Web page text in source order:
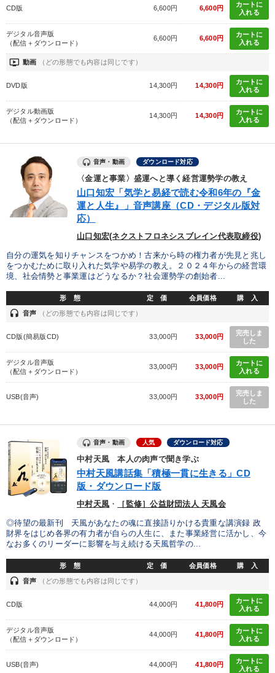
CD版 6,600円 6,600円
カートに
入れる
デジタル音声版
（配信＋ダウンロード）
6,600円 6,600円
カートに
入れる
ondemand_video 動画 （どの形態でも内容は同じです）
DVD版 14,300円 14,300円
カートに
入れる
デジタル動画版
（配信＋ダウンロード）
14,300円 14,300円
カートに
入れる
音声・動画 ダウンロード対応
〈金運と事業〉盛運へと導く経営運勢学の教え
山口知宏「気学と易経で読む令和6年の『金
運と人生』」音声講座（CD・デジタル版対
応）
山口知宏(ネクストフロネシスブレイン代表取締役)
自分の運気を知りチャンスをつかめ！古来から時の権力者が先見と兆し
をつかむために取り入れた気学や易学の教え。２０２４年からの経営環
境、社会情勢と事業運はどうなるか？社会運勢学の創始者...
形 態 定 価 会員価格 購 入
headset 音声 （どの形態でも内容は同じです）
CD版(簡易版CD) 33,000円 33,000円
完売しま
した
デジタル音声版
（配信＋ダウンロード）
33,000円 33,000円
カートに
入れる
USB(音声) 33,000円 33,000円
完売しま
した
音声・動画 人気 ダウンロード対応
中村天風 本人の肉声で聞き学ぶ
中村天風講話集「積極一貫に生きる」CD
版・ダウンロード版
中村天風 ・ ［監修］公益財団法人 天風会
◎待望の最新刊 天風があなたの魂に直接語りかける貴重な講演録 政
財界をはじめ各界の有力者が自らの人生に、また事業経営に活かし、今
なお多くのリーダーに影響を与え続ける天風哲学の...
形 態 定 価 会員価格 購 入
headset 音声 （どの形態でも内容は同じです）
CD版 44,000円 41,800円
カートに
入れる
デジタル音声版
（配信＋ダウンロード）
44,000円 41,800円
カートに
入れる
USB(音声) 44,000円 41,800円
カートに
入れる